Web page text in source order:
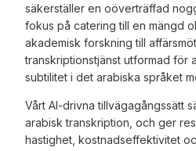
säkerställer en oöverträffad
fokus på catering till en mängd
akademisk forskning till
transkriptionstjänst utformad för
subtilitet i det arabiska språket
Vårt AI-drivna tillvägagångssätt
arabisk transkription, och ger
hastighet, kostnadseffektivitet